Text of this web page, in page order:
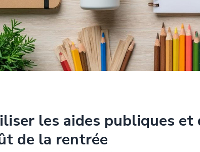
les aides publiques
de la rentrée